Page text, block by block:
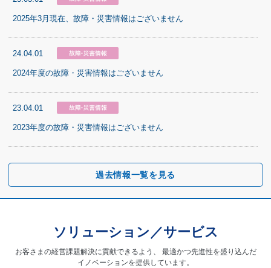
2025年3月現在、故障・災害情報はございません
24.04.01
2024年度の故障・災害情報はございません
23.04.01
2023年度の故障・災害情報はございません
過去情報一覧を見る
ソリューション／サービス
お客さまの経営課題解決に貢献できるよう、
最適かつ先進性を盛り込んだ
イノベーションを提供しています。